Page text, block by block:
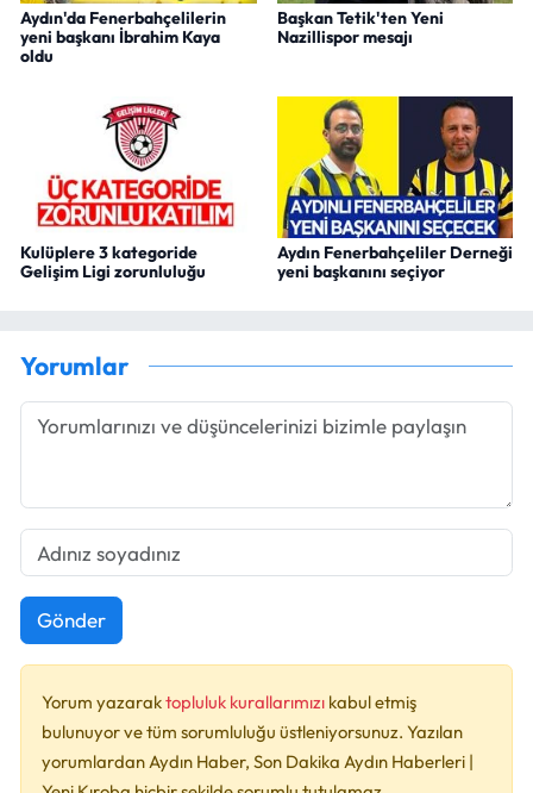
Aydın'da Fenerbahçelilerin
yeni başkanı İbrahim Kaya
oldu
Başkan Tetik'ten Yeni
Nazillispor mesajı
Kulüplere 3 kategoride
Gelişim Ligi zorunluluğu
Aydın Fenerbahçeliler Derneği
yeni başkanını seçiyor
Yorumlar
Gönder
Yorum yazaraktopluluk kurallarımızı kabul etmiş
bulunuyor ve tüm sorumluluğu üstleniyorsunuz. Yazılan
yorumlardan Aydın Haber, Son Dakika Aydın Haberleri |